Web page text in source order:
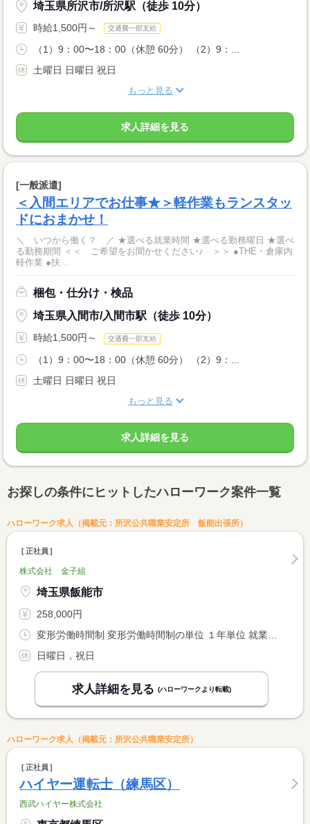
埼玉県所沢市/所沢駅（徒歩 10分）
時給1,500円～ 交通費一部支給
（1）9：00〜18：00（休憩 60分） （2）9：...
土曜日 日曜日 祝日
もっと見る
求人詳細を見る
[一般派遣]
＜入間エリアでお仕事★＞軽作業もランスタッ
ドにおまかせ！
＼ いつから働く？ ／ ★選べる就業時間 ★選べる勤務曜日 ★選べ
る勤務期間 ＜＜ ご希望をお聞かせください♪ ＞＞ ●THE・倉庫内
軽作業 ●扶...
梱包・仕分け・検品
埼玉県入間市/入間市駅（徒歩 10分）
時給1,500円～ 交通費一部支給
（1）9：00〜18：00（休憩 60分） （2）9：...
土曜日 日曜日 祝日
もっと見る
求人詳細を見る
お探しの条件にヒットしたハローワーク案件一覧
ハローワーク求人（掲載元：所沢公共職業安定所 飯能出張所）
正社員
株式会社 金子組
埼玉県飯能市
258,000円
日曜日，祝日
求人詳細を見る (ハローワークより転載)
ハローワーク求人（掲載元：所沢公共職業安定所）
正社員
ハイヤー運転士（練馬区）
西武ハイヤー株式会社